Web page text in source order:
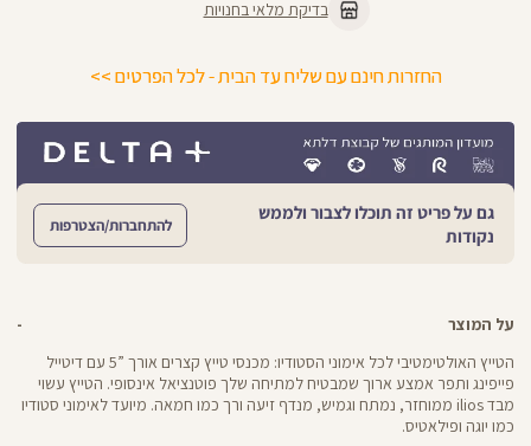
בדיקת מלאי בחנויות
החזרות חינם עם שליח עד הבית - לכל הפרטים >>
גם על פריט זה תוכלו לצבור ולממש
נקודות
להתחברות/הצטרפות
על המוצר
הטייץ האולטימטיבי לכל אימוני הסטודיו: מכנסי טייץ קצרים אורך ”5 עם דיטייל
פייפינג ותפר אמצע ארוך שמבטיח למתיחה שלך פוטנציאל אינסופי. הטייץ עשוי
מבד ilios ממוחזר, נמתח וגמיש, מנדף זיעה ורך כמו חמאה. מיועד לאימוני סטודיו
כמו יוגה ופילאטיס.